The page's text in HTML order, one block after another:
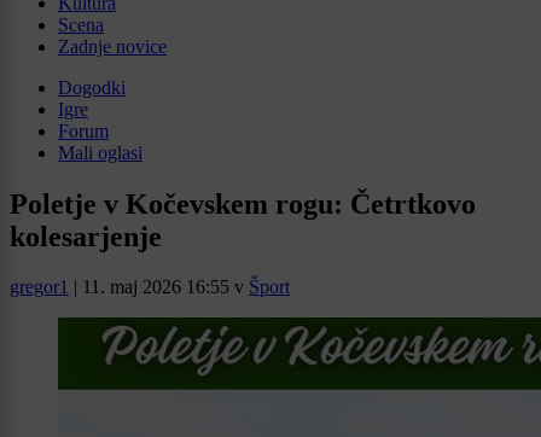
Scena
Zadnje novice
Dogodki
Igre
Forum
Mali oglasi
Poletje v Kočevskem rogu: Četrtkovo
kolesarjenje
gregor1 | 11. maj 2026 16:55 v Šport